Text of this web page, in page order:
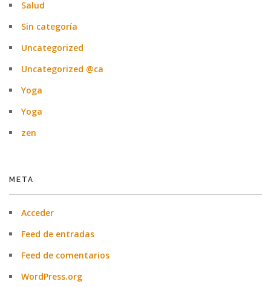
Salud
Sin categoría
Uncategorized
Uncategorized @ca
Yoga
Yoga
zen
META
Acceder
Feed de entradas
Feed de comentarios
WordPress.org